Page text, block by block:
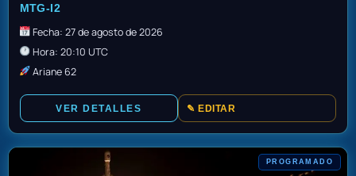
MTG-I2
Fecha: 27 de agosto de 2026
Hora: 20:10 UTC
Ariane 62
VER DETALLES ✎ EDITAR
PROGRAMADO